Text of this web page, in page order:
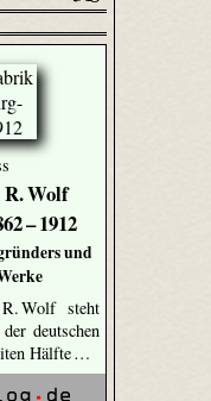
Wolf
– 1912
und
Wolf steht
deutschen
Hälfte …